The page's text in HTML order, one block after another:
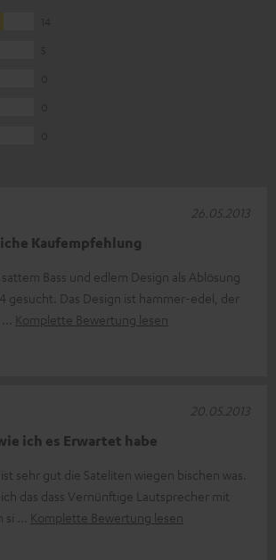
Kaufempfehlung
sattem Bass und edlem Design als Ablösung
gesucht. Das Design ist hammer-edel, der
Komplette Bewertung lesen
26.05.2013
ich es Erwartet habe
sehr gut die Sateliten wiegen bischen was.
das dass Vernünftige Lautsprecher mit
si
Komplette Bewertung lesen
20.05.2013